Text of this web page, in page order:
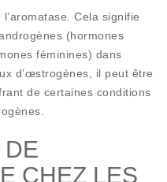
Cela signifie
(hormones
féminines) dans
d’œstrogènes, il peut être
de certaines conditions
DE
CHEZ LES